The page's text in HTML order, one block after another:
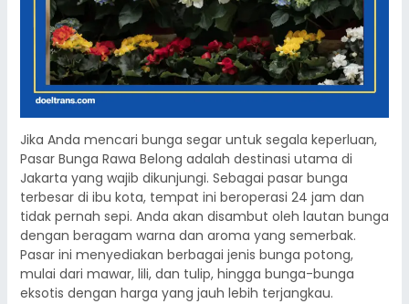
Jika Anda mencari bunga segar untuk segala keperluan,
Pasar Bunga Rawa Belong adalah destinasi utama di
Jakarta yang wajib dikunjungi. Sebagai pasar bunga
terbesar di ibu kota, tempat ini beroperasi 24 jam dan
tidak pernah sepi. Anda akan disambut oleh lautan bunga
dengan beragam warna dan aroma yang semerbak.
Pasar ini menyediakan berbagai jenis bunga potong,
mulai dari mawar, lili, dan tulip, hingga bunga-bunga
eksotis dengan harga yang jauh lebih terjangkau.